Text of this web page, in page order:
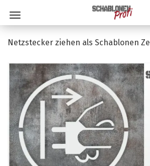
Netzstecker ziehen als Schablonen